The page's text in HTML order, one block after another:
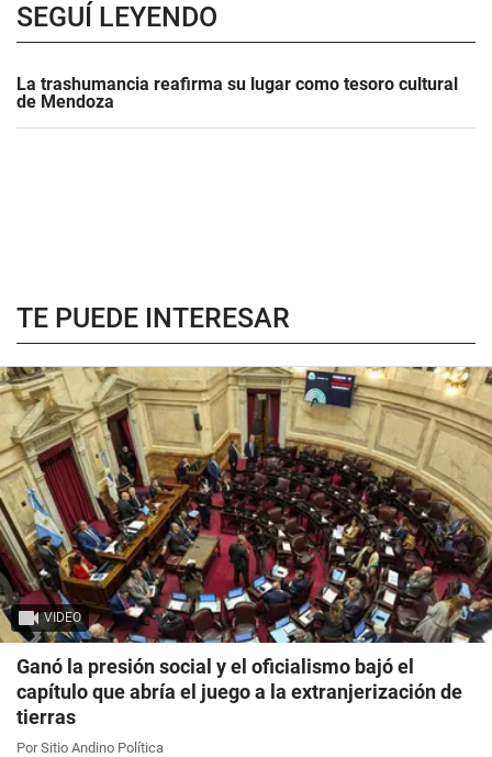
SEGUÍ LEYENDO
La trashumancia reafirma su lugar como tesoro cultural
de Mendoza
TE PUEDE INTERESAR
VIDEO
Ganó la presión social y el oficialismo bajó el
capítulo que abría el juego a la extranjerización de
tierras
Por Sitio Andino Política